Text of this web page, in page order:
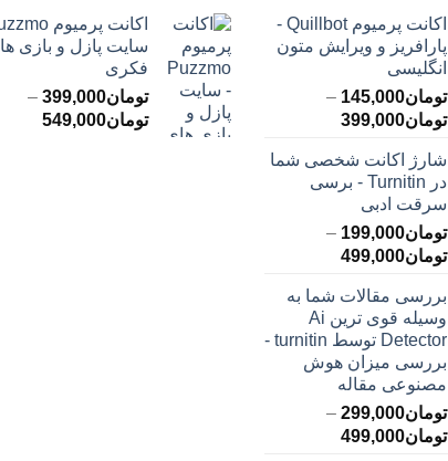
اکانت پرمیوم Quillbot -
پارافریز و ویرایش متون
انگلیسی
تومان145,000
–
تومان399,000محدوده
تومان145,000
تا
شارژ اکانت شخصی شما
در Turnitin - برسی
سرقت ادبی
تومان199,000
–
تومان499,000محدوده
تومان199,000
تا
تومان499,000
بررسی مقالات شما به
وسیله قوی ترین Ai
Detector توسط turnitin -
بررسی میزان هوش
مصنوعی مقاله
تومان299,000
–
تومان499,000محدوده
سایت پازل و بازی
فکری
تومان399,000
–
تومان549,000